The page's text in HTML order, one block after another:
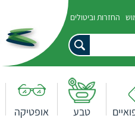
החזרות וביטולים
טבע אופטיקה